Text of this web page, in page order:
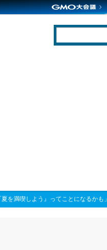
を満喫しよう』ってことになるかも」